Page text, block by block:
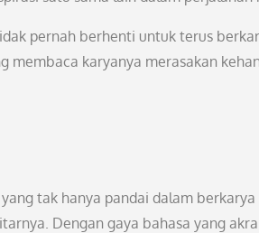
pernah berhenti untuk terus
membaca karyanya merasakan
tak hanya pandai dalam
Dengan gaya bahasa yang